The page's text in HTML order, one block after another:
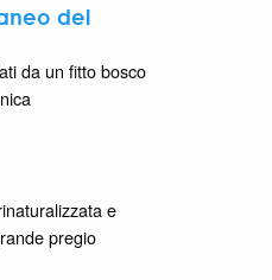
del
da un fitto bosco
e
pregio